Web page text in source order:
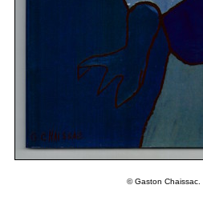
© Gaston Chaissac.